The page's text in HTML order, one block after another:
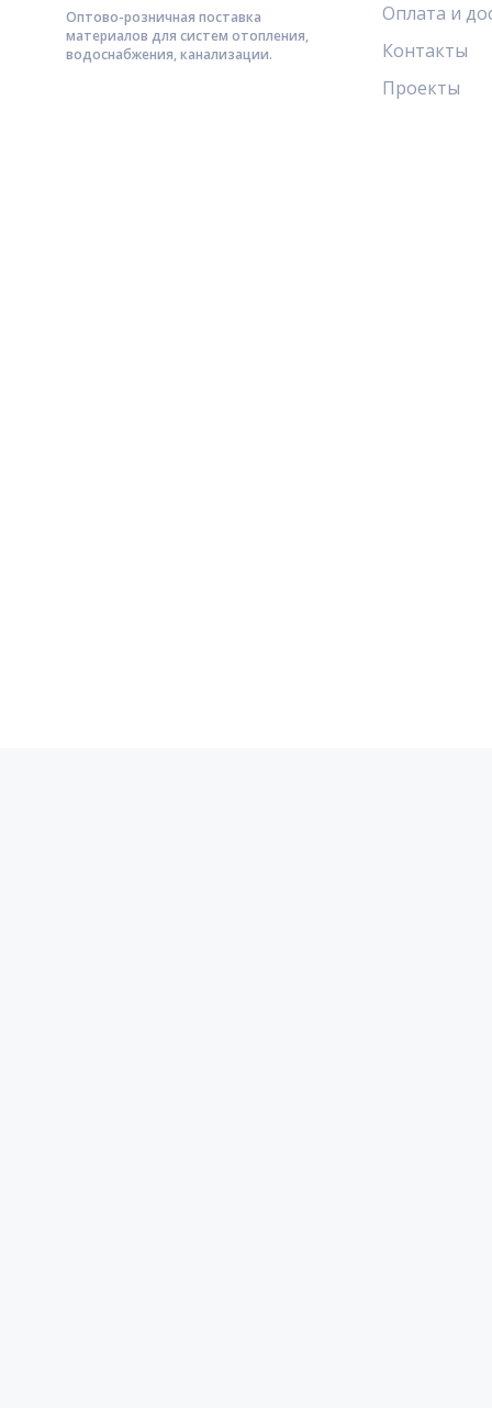
Оптово-розничная поставка
материалов для систем отопления,
водоснабжения, канализации.
Оплата и
Контакты
Проекты